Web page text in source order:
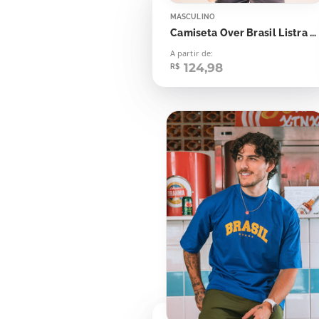
MASCULINO
Camiseta Over Brasil Listra Aplicação
A partir de:
R$ 124,98